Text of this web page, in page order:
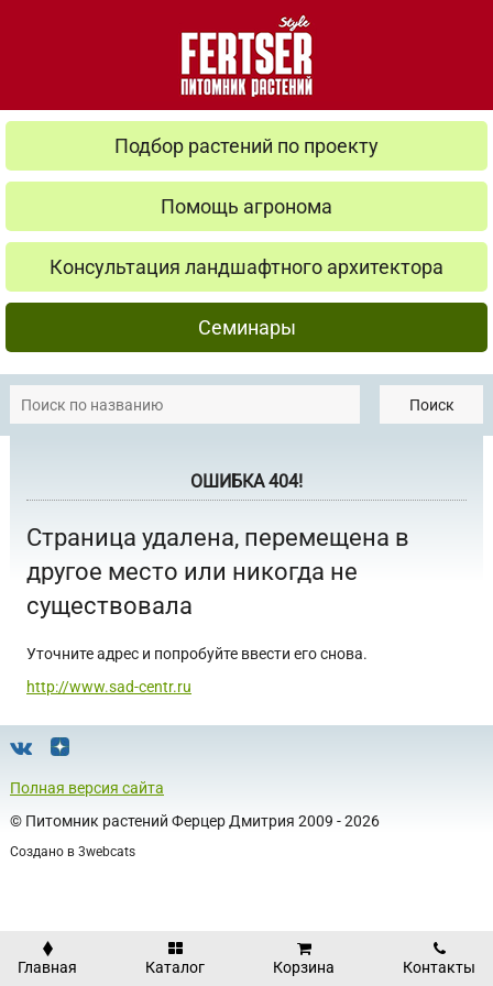
Подбор растений по проекту
Помощь агронома
Консультация ландшафтного архитектора
Семинары
Поиск
ОШИБКА 404!
Страница удалена, перемещена в
другое место или никогда не
существовала
Уточните адрес и попробуйте ввести его снова.
http://www.sad-centr.ru
Полная версия сайта
© Питомник растений Ферцер Дмитрия 2009 - 2026
Создано в 3webcats
Главная Каталог Корзина Контакты